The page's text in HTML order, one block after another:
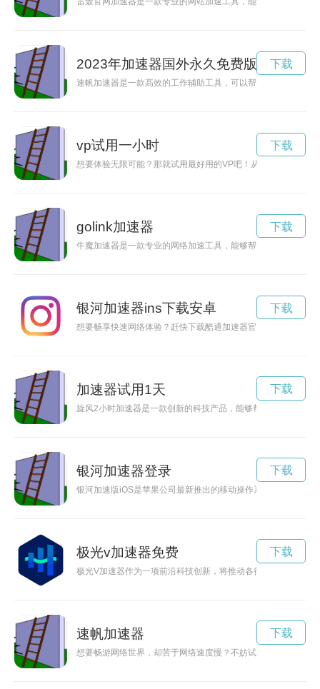
2023年加速器国外永久免费版
速帆加速器是一款高效的工作辅助工具，可以帮助用户提升工
下载
vp试用一小时
想要体验无限可能？那就试用最好用的VP吧！从加强网络安全
下载
golink加速器
牛魔加速器是一款专业的网络加速工具，能够帮助用户在网络
下载
银河加速器ins下载安卓
想要畅享快速网络体验？赶快下载酷通加速器官网，帮助您加
下载
加速器试用1天
旋风2小时加速器是一款创新的科技产品，能够帮助人们提升工
下载
银河加速器登录
银河加速版iOS是苹果公司最新推出的移动操作系统，通过优
下载
极光v加速器免费
极光V加速器作为一项前沿科技创新，将推动各行业的发展，
下载
速帆加速器
想要畅游网络世界，却苦于网络速度慢？不妨试试飞驰加速器
下载